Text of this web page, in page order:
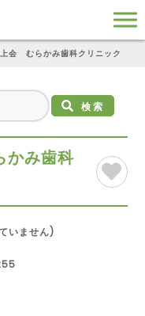
会 むらかみ歯科クリニック
検索
み歯科
いません)